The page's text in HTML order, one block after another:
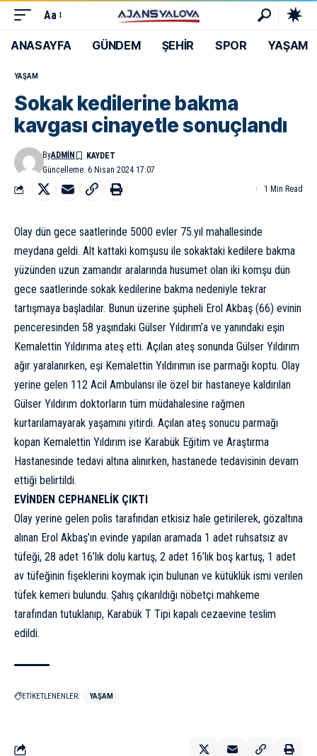
Aa
ANASAYFA GÜNDEM ŞEHİR SPOR YAŞAM
YAŞAM
Sokak kedilerine bakma
kavgası cinayetle sonuçlandı
Güncelleme: 6 Nisan 2024 17:07
ByADMIN
1 Min Read
Olay dün gece saatlerinde 5000 evler 75.yıl mahallesinde
meydana geldi. Alt kattaki komşusu ile sokaktaki kedilere bakma
yüzünden uzun zamandır aralarında husumet olan iki komşu dün
gece saatlerinde sokak kedilerine bakma nedeniyle tekrar
tartışmaya başladılar. Bunun üzerine şüpheli Erol Akbaş (66) evinin
penceresinden 58 yaşındaki Gülser Yıldırım’a ve yanındaki eşin
Kemalettin Yıldırıma ateş etti. Açılan ateş sonunda Gülser Yıldırım
ağır yaralanırken, eşi Kemalettin Yıldırımın ise parmağı koptu. Olay
yerine gelen 112 Acil Ambulansı ile özel bir hastaneye kaldırılan
Gülser Yıldırım doktorların tüm müdahalesine rağmen
kurtarılamayarak yaşamını yitirdi. Açılan ateş sonucu parmağı
kopan Kemalettin Yıldırım ise Karabük Eğitim ve Araştırma
Hastanesinde tedavi altına alınırken, hastanede tedavisinin devam
ettiği belirtildi.
EVİNDEN CEPHANELİK ÇIKTI
Olay yerine gelen polis tarafından etkisiz hale getirilerek, gözaltına
alınan Erol Akbaş’ın evinde yapılan aramada 1 adet ruhsatsız av
tüfeği, 28 adet 16’lık dolu kartuş, 2 adet 16’lık boş kartuş, 1 adet
av tüfeğinin fişeklerini koymak için bulunan ve kütüklük ismi verilen
tüfek kemeri bulundu. Şahış çıkarıldığı nöbetçi mahkeme
tarafından tutuklanıp, Karabük T Tipi kapalı cezaevine teslim
edildi.
ETİKETLENENLER: YAŞAM